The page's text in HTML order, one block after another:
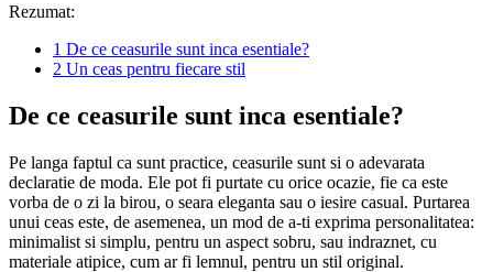
Rezumat:
1 De ce ceasurile sunt inca esentiale?
2 Un ceas pentru fiecare stil
De ce ceasurile sunt inca esentiale?
Pe langa faptul ca sunt practice, ceasurile sunt si o adevarata
declaratie de moda. Ele pot fi purtate cu orice ocazie, fie ca este
vorba de o zi la birou, o seara eleganta sau o iesire casual. Purtarea
unui ceas este, de asemenea, un mod de a-ti exprima personalitatea:
minimalist si simplu, pentru un aspect sobru, sau indraznet, cu
materiale atipice, cum ar fi lemnul, pentru un stil original.